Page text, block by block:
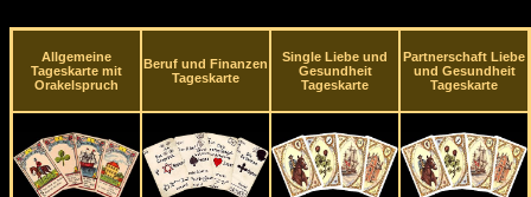
Allgemeine
Tageskarte mit
Orakelspruch
Beruf und Finanzen
Tageskarte
Single Liebe und
Gesundheit
Tageskarte
Partnerschaft Liebe
und Gesundheit
Tageskarte